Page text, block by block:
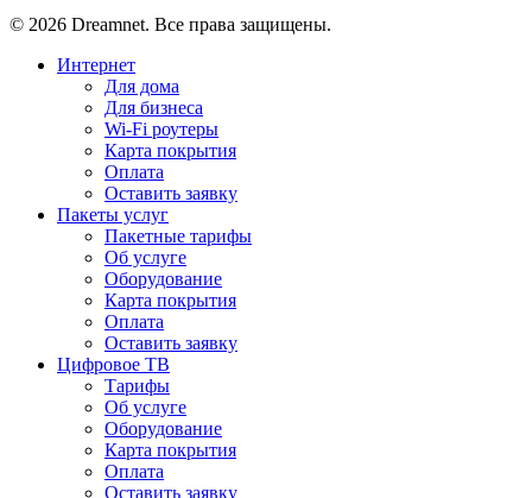
© 2026 Dreamnet. Все права защищены.
Интернет
Для дома
Для бизнеса
Wi-Fi роутеры
Карта покрытия
Оплата
Оставить заявку
Пакеты услуг
Пакетные тарифы
Об услуге
Оборудование
Карта покрытия
Оплата
Оставить заявку
Цифровое ТВ
Тарифы
Об услуге
Оборудование
Карта покрытия
Оплата
Оставить заявку